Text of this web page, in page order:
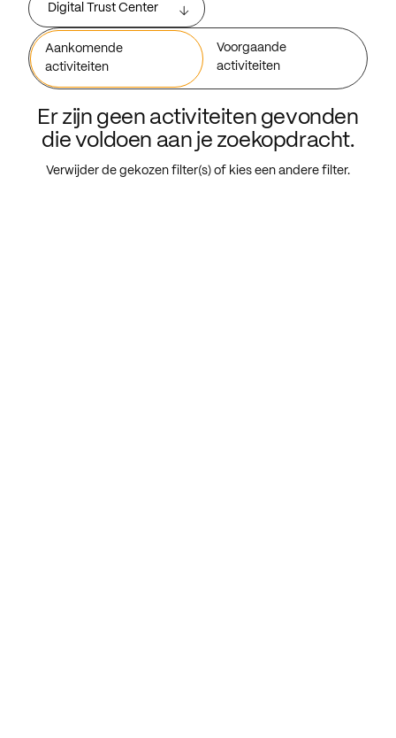
Digital Trust Center
Aankomende
activiteiten
Voorgaande
activiteiten
Er zijn geen activiteiten gevonden
die voldoen aan je zoekopdracht.
Verwijder de gekozen filter(s) of kies een andere filter.